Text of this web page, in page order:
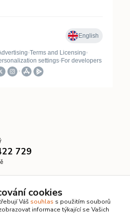
729
cookies
Váš souhlas s použitím souborů
informace týkající se Vašich